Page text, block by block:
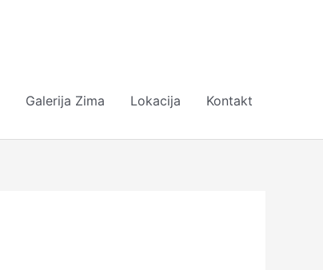
Galerija Zima Lokacija Kontakt